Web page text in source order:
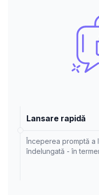
Lansare rapidă
Începerea promptă a
îndelungată - în